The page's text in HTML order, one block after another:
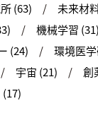
(63)
未来材
機械学習 (31)
(24)
環境医
宇宙 (21) 創